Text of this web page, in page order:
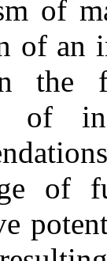
of
of an
the
of
of